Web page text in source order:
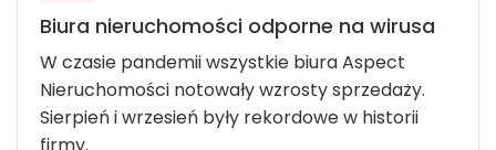
Biura nieruchomości odporne na wirusa
W czasie pandemii wszystkie biura Aspect
Nieruchomości notowały wzrosty sprzedaży.
Sierpień i wrzesień były rekordowe w historii
firmy.